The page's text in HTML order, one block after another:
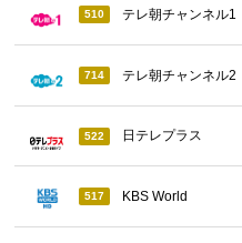
510 テレ朝チャンネル1
714 テレ朝チャンネル2
522 日テレプラス
517 KBS World